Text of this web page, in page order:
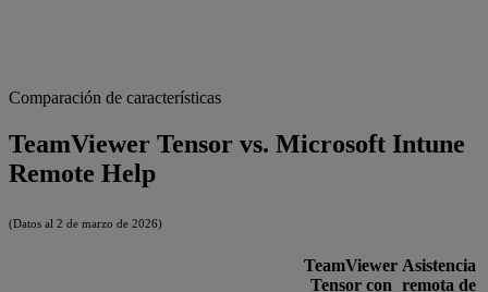
Comparación de características
TeamViewer Tensor vs. Microsoft Intune
Remote Help
(Datos al 2 de marzo de 2026)
TeamViewer
Tensor con
Asistencia
remota de